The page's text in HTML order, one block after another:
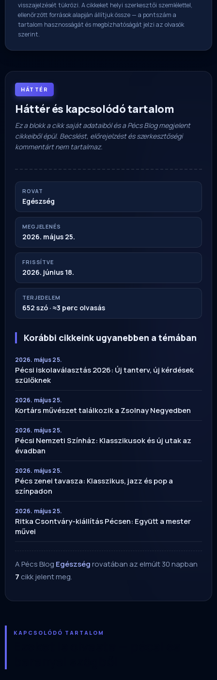
visszajelzését tükrözi. A cikkeket helyi szerkesztői szemlélettel,
ellenőrzött források alapján állítjuk össze — a pontszám a
tartalom hasznosságát és megbízhatóságát jelzi az olvasók
szerint.
HÁTTÉR
Háttér és kapcsolódó tartalom
Ez a blokk a cikk saját adataiból és a Pécs Blog megjelent
cikkeiből épül. Becslést, előrejelzést és szerkesztőségi
kommentárt nem tartalmaz.
ROVAT
Egészség
MEGJELENÉS
2026. május 25.
FRISSÍTVE
2026. június 18.
TERJEDELEM
652 szó · ≈3 perc olvasás
Korábbi cikkeink ugyanebben a témában
2026. május 25.
Pécsi iskolaválasztás 2026: Új tanterv, új kérdések
szülőknek
2026. május 25.
Kortárs művészet találkozik a Zsolnay Negyedben
2026. május 25.
Pécsi Nemzeti Színház: Klasszikusok és új utak az
évadban
2026. május 25.
Pécs zenei tavasza: Klasszikus, jazz és pop a
színpadon
2026. május 25.
Ritka Csontváry-kiállítás Pécsen: Együtt a mester
művei
A Pécs Blog Egészségrovatában az elmúlt 30 napban
7 cikk jelent meg.
KAPCSOLÓDÓ TARTALOM